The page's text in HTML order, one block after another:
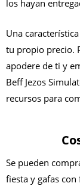
los hayan
Una
tu propio precio.
apodere de ti y
Beff Jezos
recursos para
Se pueden
fiesta y gafas